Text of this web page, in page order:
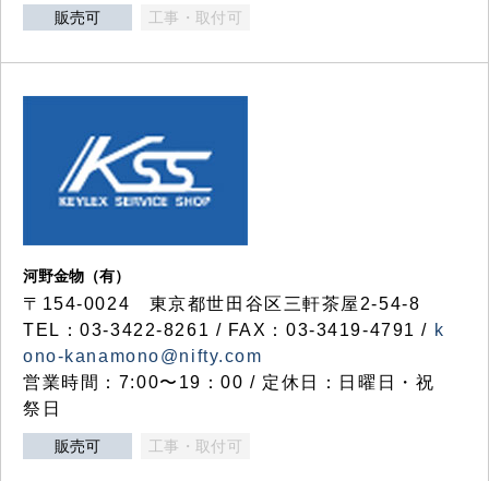
販売可 工事・取付可
河野金物（有）
〒154-0024 東京都世田谷区三軒茶屋2-54-8
TEL：03-3422-8261 / FAX：03-3419-4791 / k
ono-kanamono@nifty.com
営業時間：7:00〜19：00 / 定休日：日曜日・祝
祭日
販売可 工事・取付可